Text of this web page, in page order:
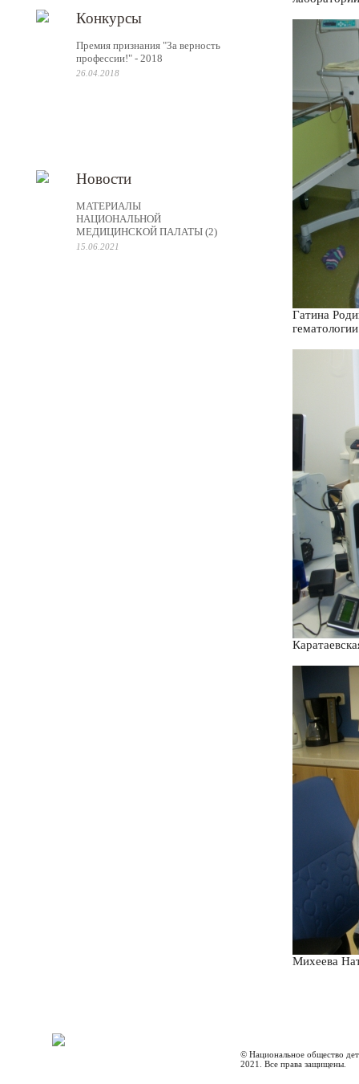
Конкурсы
Премия признания "За верность
профессии!" - 2018
26.04.2018
Новости
МАТЕРИАЛЫ
НАЦИОНАЛЬНОЙ
МЕДИЦИНСКОЙ ПАЛАТЫ (2)
15.06.2021
Гатина
Михеева
© Национальное общество
2021. Все права защищены.